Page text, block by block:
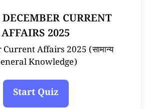
CURRENT
AFFAIRS 2025
Affairs 2025 (सामान्य
Knowledge)